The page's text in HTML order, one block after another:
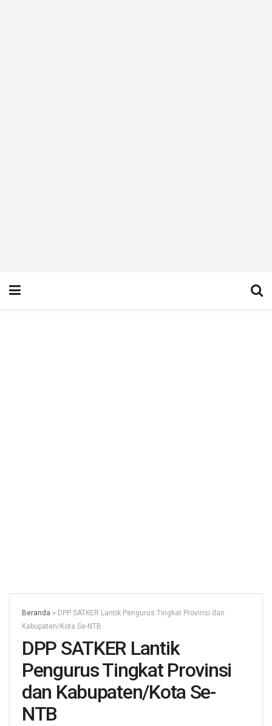
Beranda » DPP SATKER Lantik Pengurus Tingkat Provinsi dan
Kabupaten/Kota Se-NTB
DPP SATKER Lantik
Pengurus Tingkat Provinsi
dan Kabupaten/Kota Se-
NTB